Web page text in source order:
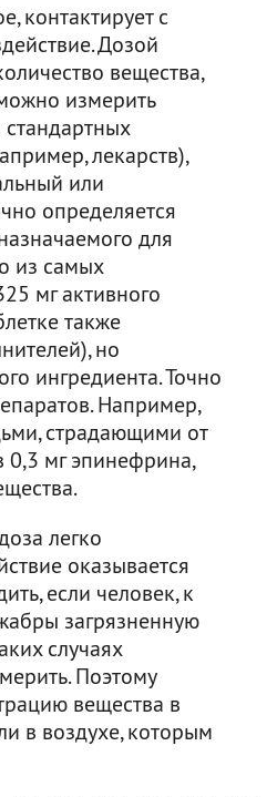
контактирует с
Дозой
вещества,
измерить
лекарств),
или
определяется
для
из самых
мг активного
также
но
ингредиента. Точно
Например,
страдающими от
0,3 мг эпинефрина,
легко
оказывается
если человек, к
загрязненную
случаях
Поэтому
вещества в
в воздухе, которым